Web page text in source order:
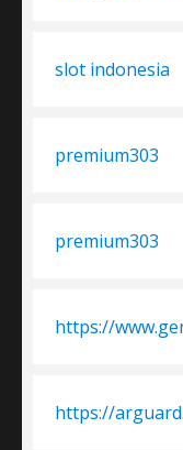
slot indonesia
premium303
premium303
https://
https://